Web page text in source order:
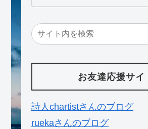
お友達応援サイ
詩人chartistさんのブログ
ruekaさんのブログ